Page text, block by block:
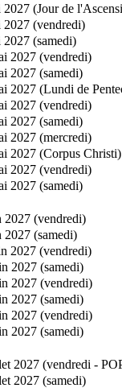
2027 (Jour de
2027 (vendredi)
2027 (samedi)
2027 (vendredi)
2027 (samedi)
2027 (Lundi de
2027 (vendredi)
2027 (samedi)
2027 (mercredi)
2027 (Corpus Christi)
2027 (vendredi)
2027 (samedi)
2027 (vendredi)
2027 (samedi)
2027 (vendredi)
2027 (samedi)
2027 (vendredi)
2027 (samedi)
2027 (vendredi)
2027 (samedi)
2027 (vendredi -
2027 (samedi)